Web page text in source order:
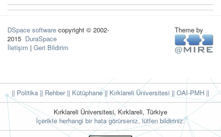
DSpace software copyright © 2002-
2015 DuraSpace
İletişim | Geri Bildirim
Theme by
|| Politika || Rehber|| Kütüphane|| Kırklareli Üniversitesi || OAI-PMH ||
Kırklareli Üniversitesi, Kırklareli, Türkiye
İçerikte herhangi bir hata görürseniz, lütfen bildiriniz: